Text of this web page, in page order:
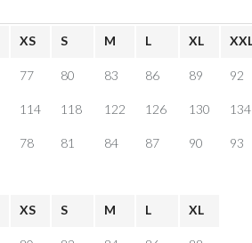
XS S M L XL
77 80 83 86 89 92
114 118 122 126 130 134
78 81 84 87 90 93
XS S M L XL